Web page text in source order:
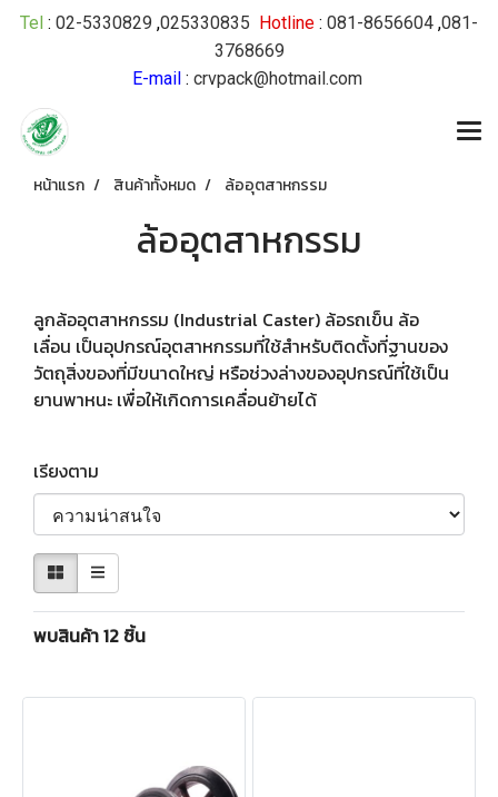
Tel : 02-5330829 ,025330835 Hotline : 081-8656604 ,081-
3768669
E-mail: crvpack@hotmail.com
หน้าแรก สินค้าทั้งหมด ล้ออุตสาหกรรม
ล้ออุตสาหกรรม
ลูกล้ออุตสาหกรรม (Industrial Caster) ล้อรถเข็น ล้อ
เลื่อน เป็นอุปกรณ์อุตสาหกรรมที่ใช้สำหรับติดตั้งที่ฐานของ
วัตถุสิ่งของที่มีขนาดใหญ่ หรือช่วงล่างของอุปกรณ์ที่ใช้เป็น
ยานพาหนะ เพื่อให้เกิดการเคลื่อนย้ายได้
เรียงตาม
พบสินค้า 12 ชิ้น